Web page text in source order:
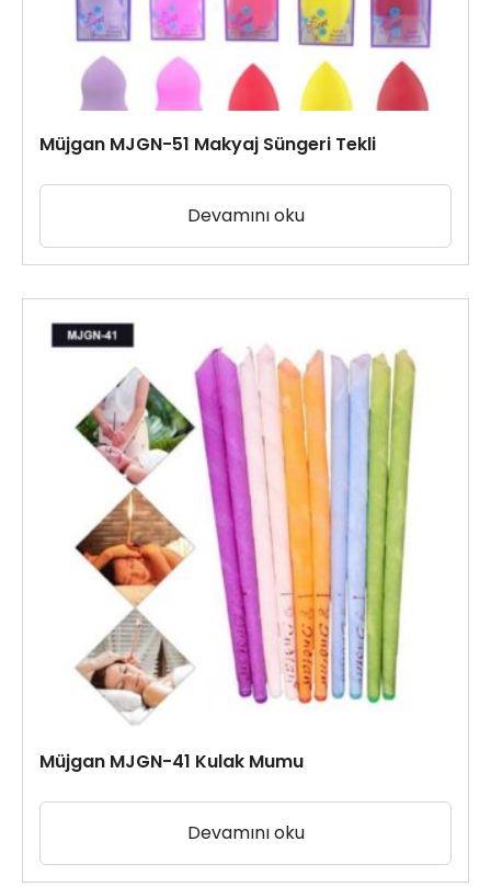
Müjgan MJGN-51 Makyaj Süngeri Tekli
Devamını oku
Müjgan MJGN-41 Kulak Mumu
Devamını oku